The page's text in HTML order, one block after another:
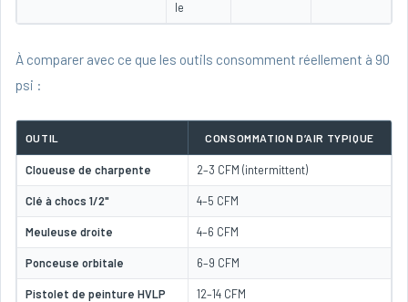
le
À comparer avec ce que les outils consomment réellement à 90
psi :
OUTIL CONSOMMATION D’AIR TYPIQUE
Cloueuse de charpente 2–3 CFM (intermittent)
Clé à chocs 1/2" 4–5 CFM
Meuleuse droite 4–6 CFM
Ponceuse orbitale 6–9 CFM
Pistolet de peinture HVLP 12–14 CFM